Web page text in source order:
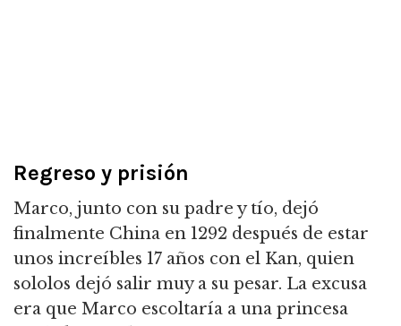
Regreso y prisión
Marco, junto con su padre y tío, dejó
finalmente China en 1292 después de estar
unos increíbles 17 años con el Kan, quien
sololos dejó salir muy a su pesar. La excusa
era que Marco escoltaría a una princesa